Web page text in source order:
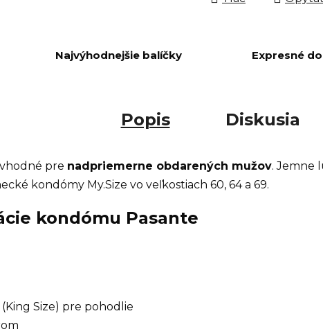
Najvýhodnejšie balíčky Expresné
Popis Diskusia
pre nadpriemerne obdarených mužov. Jemne
kondómy My.Size vo veľkostiach 60, 64 a 69.
kondómu Pasante
Size) pre pohodlie